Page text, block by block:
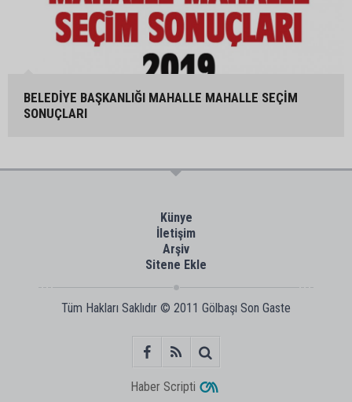
BELEDİYE BAŞKANLIĞI MAHALLE MAHALLE SEÇİM
SONUÇLARI
Künye
İletişim
Arşiv
Sitene Ekle
Tüm Hakları Saklıdır © 2011 Gölbaşı Son Gaste
Haber Scripti